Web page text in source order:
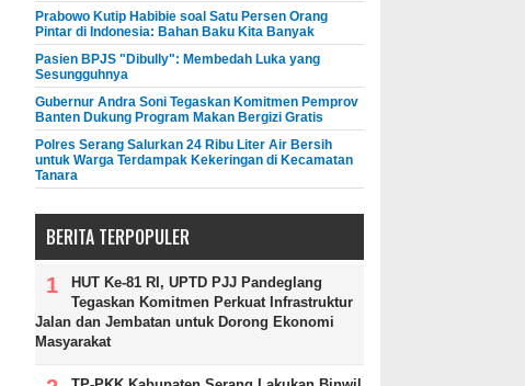
Prabowo Kutip Habibie soal Satu Persen Orang
Pintar di Indonesia: Bahan Baku Kita Banyak
Pasien BPJS "Dibully": Membedah Luka yang
Sesungguhnya
Gubernur Andra Soni Tegaskan Komitmen Pemprov
Banten Dukung Program Makan Bergizi Gratis
Polres Serang Salurkan 24 Ribu Liter Air Bersih
untuk Warga Terdampak Kekeringan di Kecamatan
Tanara
BERITA TERPOPULER
HUT Ke-81 RI, UPTD PJJ Pandeglang
Tegaskan Komitmen Perkuat Infrastruktur
Jalan dan Jembatan untuk Dorong Ekonomi
Masyarakat